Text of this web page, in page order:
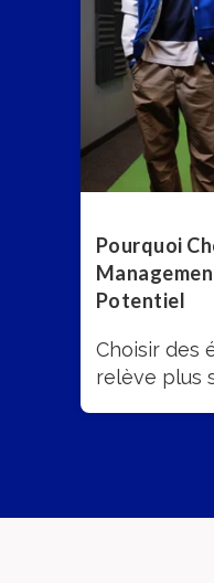
Pourquoi
Potentiel
Choisir des
relève plus